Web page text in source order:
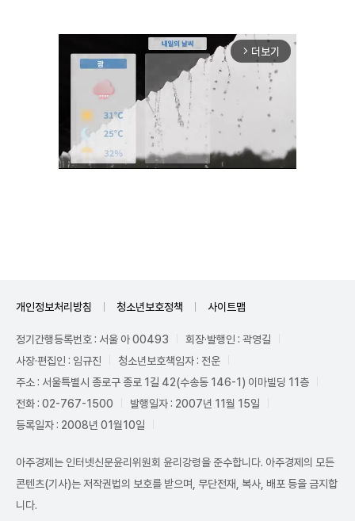
arrow_forward_ios 더보기
개인정보처리방침 청소년보호정책 사이트맵
정기간행등록번호 : 서울 아 00493
회장·발행인 : 곽영길
사장·편집인 : 임규진
청소년보호책임자 : 전운
주소 : 서울특별시 종로구 종로 1길 42(수송동 146-1) 이마빌딩 11층
전화 : 02-767-1500
발행일자 : 2007년 11월 15일
등록일자 : 2008년 01월10일
아주경제는 인터넷신문윤리위원회 윤리강령을 준수합니다. 아주경제의 모든
콘텐츠(기사)는 저작권법의 보호를 받으며, 무단전재, 복사, 배포 등을 금지합
니다.